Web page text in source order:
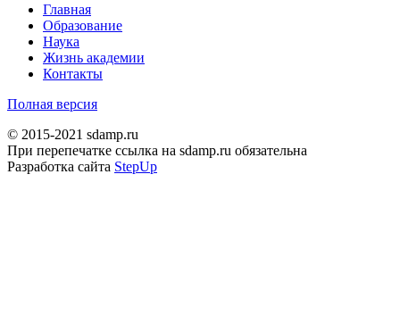
Главная
Образование
Наука
Жизнь академии
Контакты
Полная версия
© 2015-2021 sdamp.ru
При перепечатке ссылка на sdamp.ru обязательна
Разработка сайта StepUp